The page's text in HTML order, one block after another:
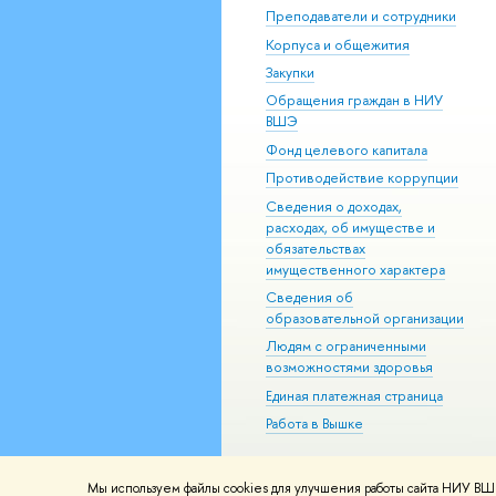
Мы используем файлы cookies для улучшения работы сайта НИУ
Преподаватели и сотрудники
Корпуса и общежития
Закупки
Обращения граждан в НИУ
ВШЭ
Фонд целевого капитала
Противодействие коррупции
Сведения о доходах,
расходах, об имуществе и
обязательствах
имущественного характера
Сведения об
образовательной организации
Людям с ограниченными
возможностями здоровья
Единая платежная страница
Работа в Вышке
© НИУ ВШЭ 1993–2026 Адреса и